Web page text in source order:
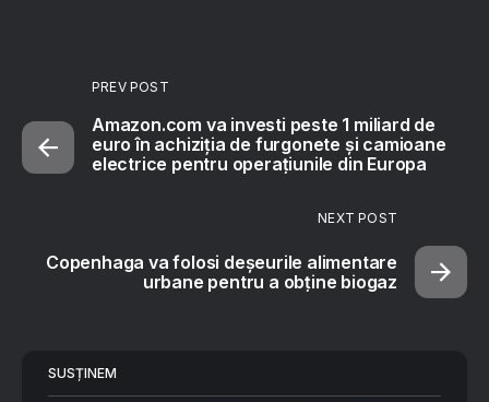
PREV POST
Amazon.com va investi peste 1 miliard de
euro în achiziția de furgonete și camioane
electrice pentru operațiunile din Europa
NEXT POST
Copenhaga va folosi deșeurile alimentare
urbane pentru a obține biogaz
SUSȚINEM